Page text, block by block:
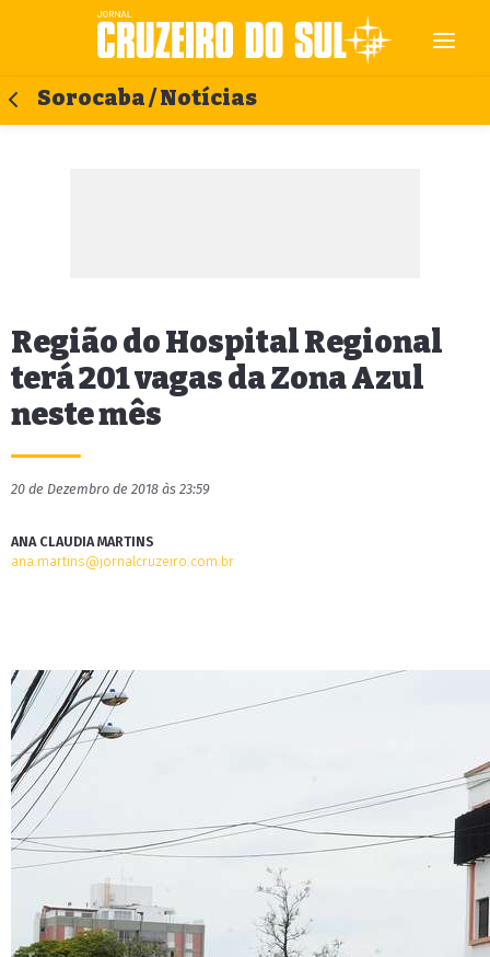
Sorocaba / Notícias
Região do Hospital Regional
terá 201 vagas da Zona Azul
neste mês
20 de Dezembro de 2018 às 23:59
ANA CLAUDIA MARTINS
ana.martins@jornalcruzeiro.com.br